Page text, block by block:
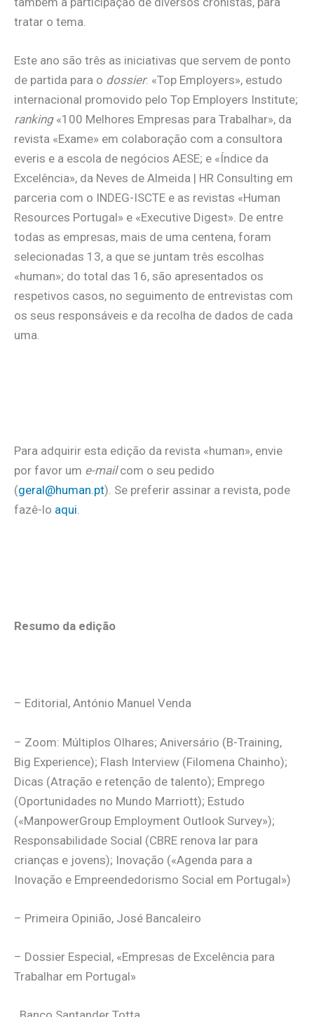
tratar o tema.
Este ano são três as iniciativas que servem de ponto
de partida para o dossier: «Top Employers», estudo
internacional promovido pelo Top Employers Institute;
ranking«100 Melhores Empresas para Trabalhar», da
revista «Exame» em colaboração com a consultora
everis e a escola de negócios AESE; e «Índice da
Excelência», da Neves de Almeida | HR Consulting em
parceria com o INDEG-ISCTE e as revistas «Human
Resources Portugal» e «Executive Digest». De entre
todas as empresas, mais de uma centena, foram
selecionadas 13, a que se juntam três escolhas
«human»; do total das 16, são apresentados os
respetivos casos, no seguimento de entrevistas com
os seus responsáveis e da recolha de dados de cada
uma.
Para adquirir esta edição da revista «human», envie
por favor um e-mailcom o seu pedido
(geral@human.pt). Se preferir assinar a revista, pode
fazê-lo aqui.
Resumo da edição
– Editorial, António Manuel Venda
– Zoom: Múltiplos Olhares; Aniversário (B-Training,
Big Experience); Flash Interview (Filomena Chainho);
Dicas (Atração e retenção de talento); Emprego
(Oportunidades no Mundo Marriott); Estudo
(«ManpowerGroup Employment Outlook Survey»);
Responsabilidade Social (CBRE renova lar para
crianças e jovens); Inovação («Agenda para a
Inovação e Empreendedorismo Social em Portugal»)
– Primeira Opinião, José Bancaleiro
– Dossier Especial, «Empresas de Excelência para
Trabalhar em Portugal»